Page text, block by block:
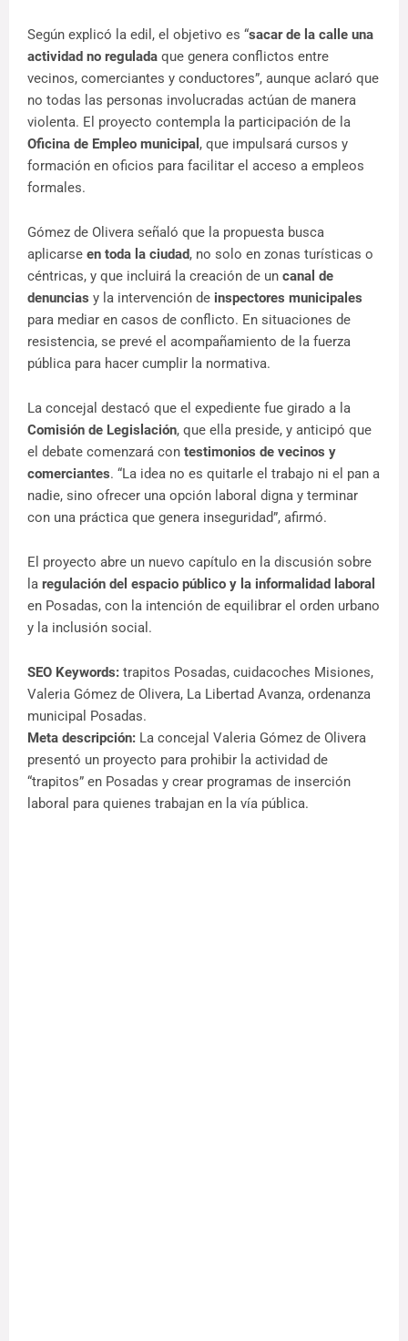
Según explicó la edil, el objetivo es “sacar de la calle una
actividad no regulada que genera conflictos entre
vecinos, comerciantes y conductores”, aunque aclaró que
no todas las personas involucradas actúan de manera
Oficina de Empleo municipal , que impulsará cursos y
formación en oficios para facilitar el acceso a empleos
formales.
Gómez de Olivera señaló que la propuesta busca
aplicarse en toda la ciudad, no solo en zonas turísticas o
céntricas, y que incluirá la creación de un canal de
denuncias y la intervención de inspectores municipales
para mediar en casos de conflicto. En situaciones de
resistencia, se prevé el acompañamiento de la fuerza
pública para hacer cumplir la normativa.
Comisión de Legislación, que ella preside, y anticipó que
el debate comenzará con testimonios de vecinos y
comerciantes. “La idea no es quitarle el trabajo ni el pan a
nadie, sino ofrecer una opción laboral digna y terminar
con una práctica que genera inseguridad”, afirmó.
El proyecto abre un nuevo capítulo en la discusión sobre
la regulación del espacio público y la informalidad laboral
en Posadas, con la intención de equilibrar el orden urbano
y la inclusión social.
SEO Keywords: trapitos Posadas, cuidacoches Misiones,
Valeria Gómez de Olivera, La Libertad Avanza, ordenanza
Meta descripción: La concejal Valeria Gómez de Olivera
presentó un proyecto para prohibir la actividad de
“trapitos” en Posadas y crear programas de inserción
laboral para quienes trabajan en la vía pública.